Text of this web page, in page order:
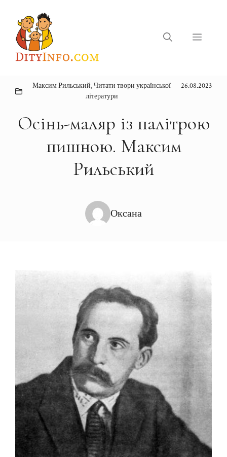
вмісту
Меню
Максим Рильський,Читати твори української
літератури
26.08.2023
Осінь-маляр із палітрою
пишною. Максим
Рильський
Оксана